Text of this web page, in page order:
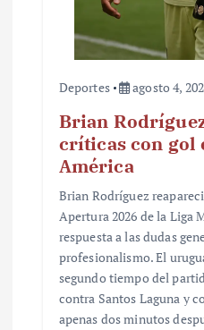
Deportes agosto 4,
Brian
críticas con gol
América
Brian Rodríguez
Apertura 2026 de la Liga
respuesta a las dudas
profesionalismo. El
segundo tiempo del
contra Santos Laguna y
apenas dos minutos